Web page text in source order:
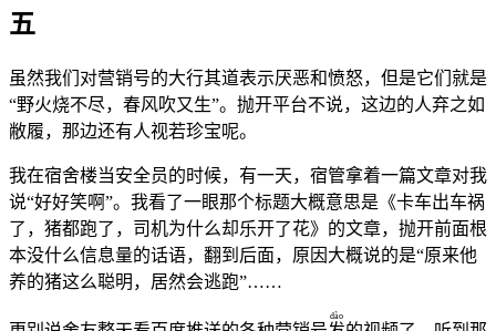
五
虽然我们对营销号的大行其道表示厌恶和愤怒，但是它们就是
“野火烧不尽，春风吹又生”。抛开平台不说，这边的人弃之如
敝履，那边还有人视若珍宝呢。
我在宿舍楼当安全员的时候，有一天，宿管拿着一篇文章对我
说“好好笑啊”。我看了一眼那个标题大概意思是《卡车出车祸
了，猪都跑了，司机为什么却乐开了花》的文章，抛开前面根
本没什么信息量的话语，翻到后面，原因大概说的是“原来他
养的猪这么聪明，居然会逃跑”……
dào